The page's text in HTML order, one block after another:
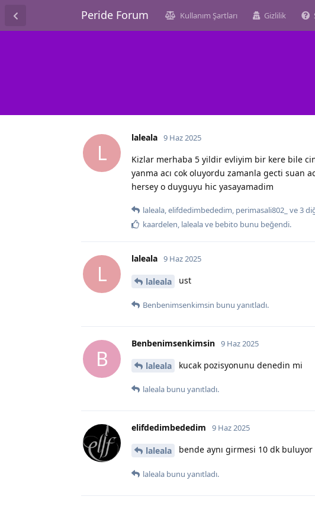
Peride Forum Kullanım Şartları Gizlilik
L
laleala 9 Haz 2025
Kizlar merhaba 5 yildir evliyim bir kere bile
yanma acı cok oluyordu zamanla gecti suan
hersey o duyguyu hic yasayamadim
laleala,elifdedimbededim, perimasali802_ ve3
kaardelen, lalealave bebito bunu beğendi.
L
laleala 9 Haz 2025
laleala ust
Benbenimsenkimsin bunu yanıtladı.
B
Benbenimsenkimsin 9 Haz 2025
laleala kucak pozisyonunu denedin mi
laleala bunu yanıtladı.
elifdedimbededim 9 Haz 2025
laleala bende aynı girmesi 10 dk
laleala bunu yanıtladı.